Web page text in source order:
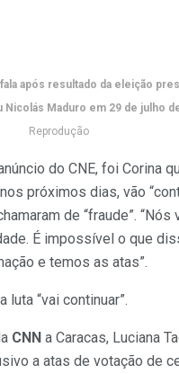
após resultado da eleição
Maduro em 29 de julho
Reprodução
do CNE, foi Corina
próximos dias, vão
de “fraude”. “Nós
É impossível o que
e temos as atas”.
“vai continuar”.
CNN a Caracas, Luciana
a atas de votação de